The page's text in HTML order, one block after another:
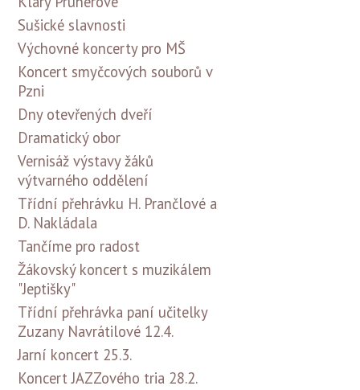
Sušické slavnosti
Výchovné koncerty pro MŠ
Koncert smyčcových souborů v
Pzni
Dny otevřených dveří
Dramatický obor
Vernisáž výstavy žáků
výtvarného oddělení
Třídní přehrávku H. Prančlové a
D. Nakládala
Tančíme pro radost
Žákovský koncert s muzikálem
"Jeptišky"
Třídní přehrávka paní učitelky
Zuzany Navrátilové 12.4.
Jarní koncert 25.3.
Koncert JAZZového tria 28.2.